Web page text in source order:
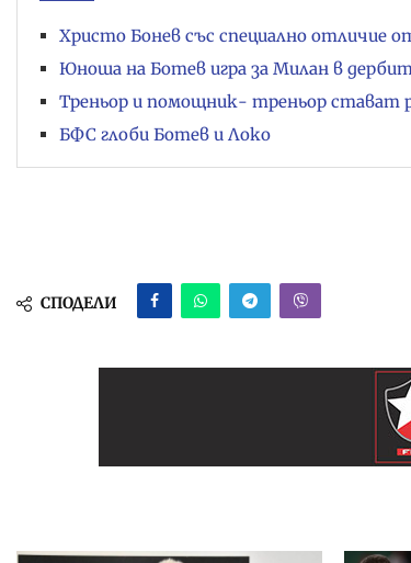
Христо Бонев със специално отличие
Юноша на Ботев игра за Милан в
Треньор и помощник- треньор стават
БФС глоби Ботев и Локо
СПОДЕЛИ